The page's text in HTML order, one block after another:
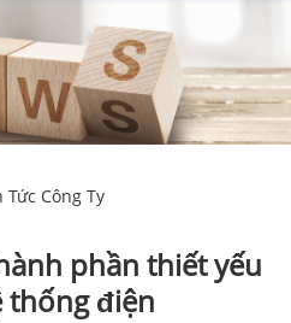
Tức Công Ty
phần thiết yếu
thống điện